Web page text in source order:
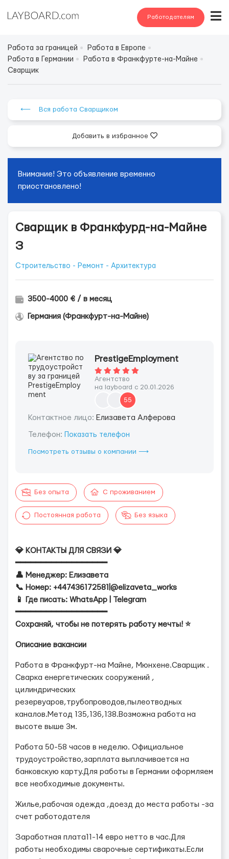
Работодателям
Работа за границей
Работа в Европе
Работа в Германии
Работа в Франкфурте-на-Майне
Сварщик
⟵ Вся работа Сварщиком
Добавить в избранное
Внимание! Это объявление временно
приостановлено!
Сварщик в Франкфурд-на-Майне
З
Строительство - Ремонт - Архитектура
3500-4000 € / в месяц
Германия (Франкфурт-на-Майне)
PrestigeEmployment
Агентство
на layboard с 20.01.2026
55
Контактное лицо: Елизавета Алферова
Телефон: Показать телефон
Посмотреть отзывы о компании ⟶
Без опыта С проживанием
Постоянная работа Без языка
💎 КОНТАКТЫ ДЛЯ СВЯЗИ 💎
━━━━━━━━━━━━━━━━━━
👤 Менеджер: Елизавета
📞 Номер: +447436172581|@elizaveta_works
📱 Где писать: WhatsApp | Telegram
━━━━━━━━━━━━━━━━━━
Сохраняй, чтобы не потерять работу мечты! ⭐️
Описание вакансии
Работа в Франкфурт-на Майне, Мюнхене.Сварщик .
Сварка енергетических сооружений ,
цилиндрических
резервуаров,трубопроводов,пылеотводных
каналов.Метод 135,136,138.Возможна работа на
высоте выше 3м.
Работа 50-58 часов в неделю. Официальное
трудоустройство,зарплата выплачивается на
банковскую карту.Для работы в Германии оформляем
все необходимые документы.
Жилье,рабочая одежда ,доезд до места работы -за
счет работодателя
Заработная плата11-14 евро нетто в час.Для
работы необходимы сварочные сертификаты.Если